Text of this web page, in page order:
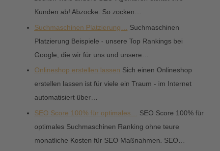
Kunden ab! Abzocke: So zocken…
Suchmaschinen Platzierung…
Suchmaschinen
Platzierung Beispiele - unsere Top Rankings bei
Google, die wir für uns und unsere…
Onlineshop erstellen lassen Sich einen Onlineshop
erstellen lassen ist für viele ein Traum - im Internet
automatisiert über…
SEO Score 100% für optimales…
SEO Score 100% für
optimales Suchmaschinen Ranking ohne teure
monatliche Kosten für SEO Maßnahmen. SEO…